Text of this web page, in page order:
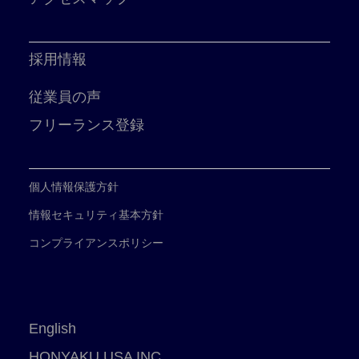
採用情報
従業員の声
フリーランス登録
個人情報保護方針
情報セキュリティ基本方針
コンプライアンスポリシー
English